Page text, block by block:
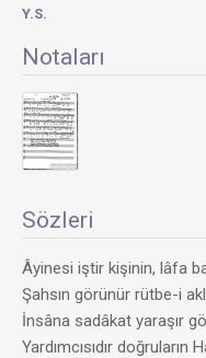
Y.S.
Notaları
Sözleri
Âyinesi iştir kişinin, lâfa
Şahsın görünür rütbe-i
İnsâna sadâkat yaraşır
Yardımcısıdır doğruların